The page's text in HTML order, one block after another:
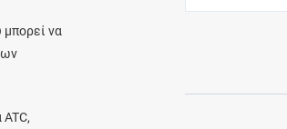
για την ασφάλεια χορήγησης
μπορεί να